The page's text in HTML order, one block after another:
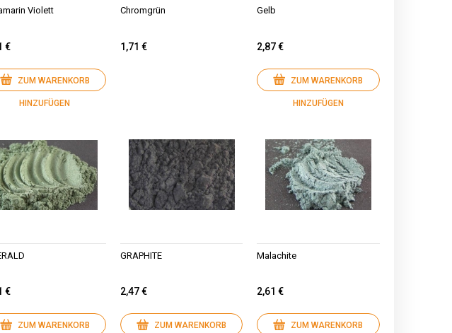
Violett
€
ZUM WARENKORB
HINZUFÜGEN
Chromgrün
1,71 €
Gelb
2,87 €
ZUM WARENKORB
HINZUFÜGEN
€
ZUM WARENKORB
GRAPHITE
2,47 €
ZUM WARENKORB
Malachite
2,61 €
ZUM WARENKORB